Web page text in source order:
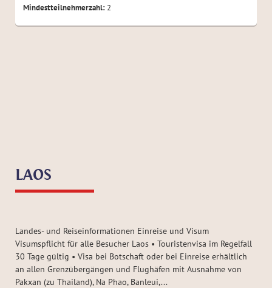
Mindestteilnehmerzahl:2
LAOS
Landes- und Reiseinformationen Einreise und Visum
Visumspflicht für alle Besucher Laos • Touristenvisa im Regelfall
30 Tage gültig • Visa bei Botschaft oder bei Einreise erhältlich
an allen Grenzübergängen und Flughäfen mit Ausnahme von
Pakxan (zu Thailand), Na Phao, Banleui,...